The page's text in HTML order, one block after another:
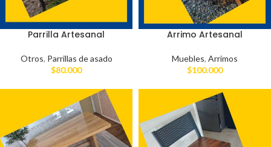
Parrilla Artesanal
Otros, Parrillas de asado
$80.000
Arrimo Artesanal
Muebles, Arrimos
$100.000